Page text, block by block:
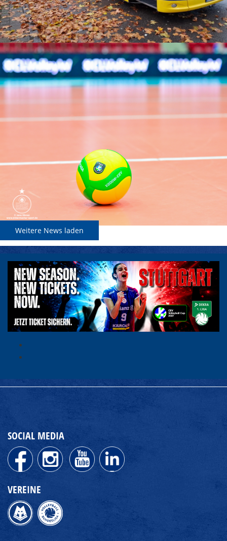
Weitere News laden
SOCIAL MEDIA
VEREINE